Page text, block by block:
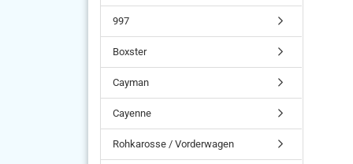
997
Boxster
Cayman
Cayenne
Rohkarosse / Vorderwagen